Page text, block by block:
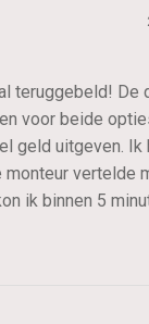
teruggebeld! De
voor beide
geld uitgeven.
vertelde
ik binnen 5